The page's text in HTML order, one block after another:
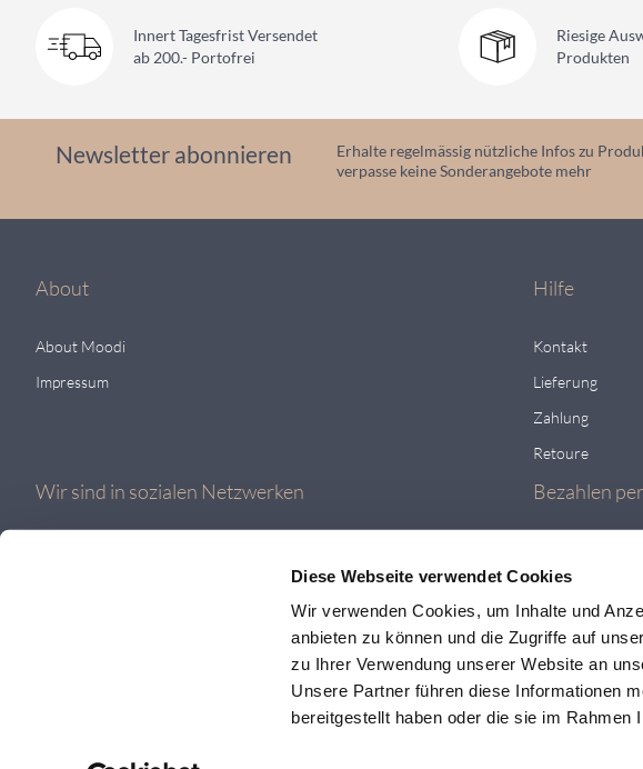
Diese Webseite verwendet Cookies
Wir verwenden Cookies, um Inhalte und
anbieten zu können und die Zugriffe auf
zu Ihrer Verwendung unserer Website an
Unsere Partner führen diese Informationen
bereitgestellt haben oder die sie im
Innert Tagesfrist Versendet
ab 200.- Portofrei
Riesige
Produkten
Newsletter abonnieren
Erhalte regelmässig nützliche Infos zu
verpasse keine Sonderangebote mehr
About
About Moodi
Impressum
Hilfe
Kontakt
Lieferung
Zahlung
Retoure
Wir sind in sozialen Netzwerken Bezahlen per